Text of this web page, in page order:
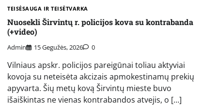
TEISĖSAUGA IR TEISĖTVARKA
Nuosekli Širvintų r. policijos kova su kontrabanda
(+video)
Admin 15 Gegužės, 2026 0
Vilniaus apskr. policijos pareigūnai toliau aktyviai
kovoja su neteisėta akcizais apmokestinamų prekių
apyvarta. Šių metų kovą Širvintų mieste buvo
išaiškintas ne vienas kontrabandos atvejis, o […]